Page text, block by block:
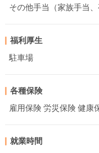
その他手当（家族手当
福利厚生
駐車場
各種保険
雇用保険 労災保険 健康
就業時間